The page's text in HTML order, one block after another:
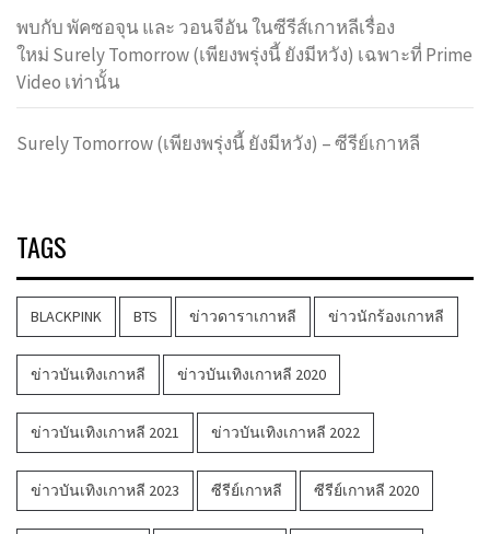
พบกับ พัคซอจุน และ วอนจีอัน ในซีรีส์เกาหลีเรื่อง
ใหม่ Surely Tomorrow (เพียงพรุ่งนี้ ยังมีหวัง) เฉพาะที่ Prime
Video เท่านั้น
Surely Tomorrow (เพียงพรุ่งนี้ ยังมีหวัง) – ซีรีย์เกาหลี
TAGS
BLACKPINK BTS ข่าวดาราเกาหลี ข่าวนักร้องเกาหลี
ข่าวบันเทิงเกาหลี ข่าวบันเทิงเกาหลี 2020
ข่าวบันเทิงเกาหลี 2021 ข่าวบันเทิงเกาหลี 2022
ข่าวบันเทิงเกาหลี 2023 ซีรีย์เกาหลี ซีรีย์เกาหลี 2020